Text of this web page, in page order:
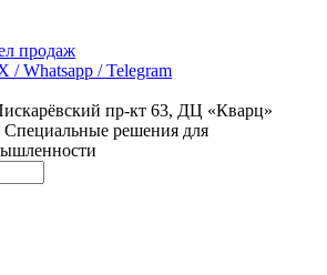
продаж
/ Whatsapp / Telegram
пр-кт 63, ДЦ «Кварц»
решения для